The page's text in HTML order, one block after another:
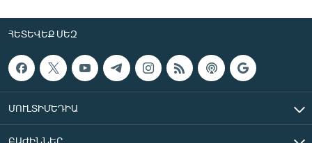
ՀԵՏԵՎԵՔ ՄԵԶ
ՄՈՒԼՏԻՄԵԴԻԱ
ԲԱԺԻՆՆԵՐ